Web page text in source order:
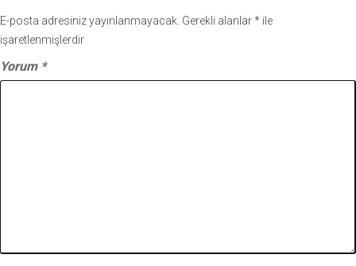
E-posta adresiniz yayınlanmayacak. Gerekli alanlar* ile
işaretlenmişlerdir
Yorum *